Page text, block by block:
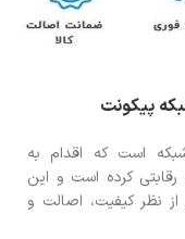
پیکونت
است که اقدام به
کرده است و این
نظر کیفیت، اصالت و